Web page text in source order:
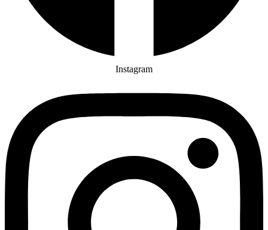
Instagram